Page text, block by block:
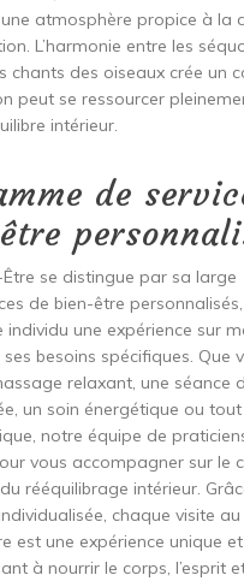
atmosphère propice à la
L’harmonie entre les
chants des oiseaux crée un
peut se ressourcer
intérieur.
de
se distingue par sa large
de bien-être personnalisés,
une expérience sur
besoins spécifiques. Que
relaxant, une séance
un soin énergétique ou
notre équipe de
vous accompagner sur le
rééquilibrage intérieur.
chaque visite au
est une expérience unique et
à nourrir le corps, l’esprit